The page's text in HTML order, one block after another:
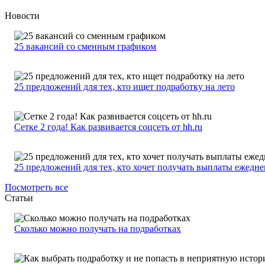
Новости
25 вакансий со сменным графиком
25 предложений для тех, кто ищет подработку на лето
Сетке 2 года! Как развивается соцсеть от hh.ru
25 предложений для тех, кто хочет получать выплаты
Посмотреть все
Статьи
Сколько можно получать на подработках